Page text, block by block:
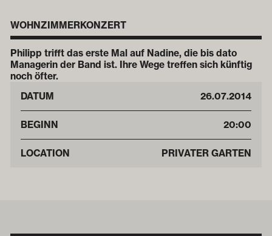
WOHNZIMMERKONZERT
Philipp trifft das erste Mal auf Nadine, die bis dato
Managerin der Band ist. Ihre Wege treffen sich künftig
noch öfter.
DATUM
26.07.2014
BEGINN 20:00
LOCATION PRIVATER GARTEN